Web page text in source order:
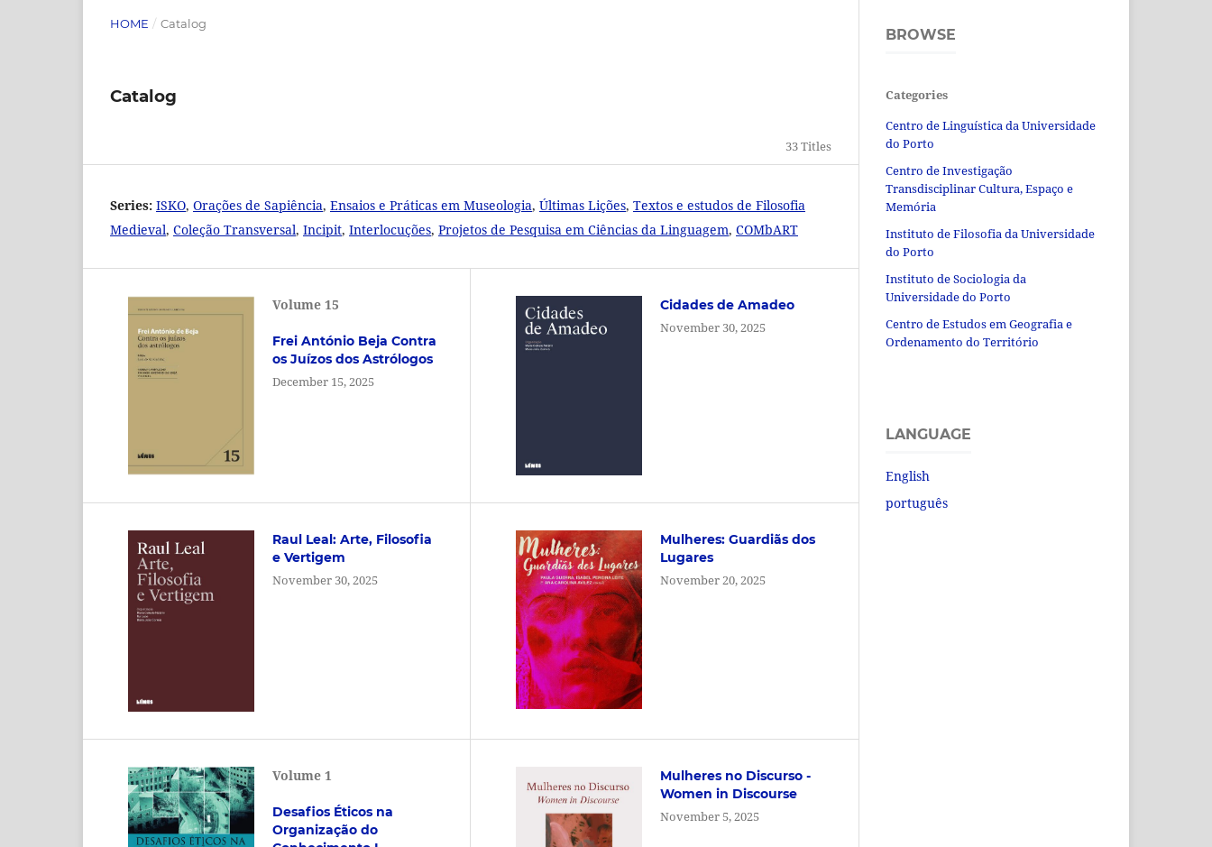
HOME / Catalog
Catalog
33 Titles
Series: ISKO, Orações de Sapiência, Ensaios e Práticas em Museologia, Últimas Lições, Textos e estudos de Filosofia
Medieval, Coleção Transversal, Incipit, Interlocuções, Projetos de Pesquisa em Ciências da Linguagem, COMbART
Volume 15
Frei António Beja Contra
os Juízos dos Astrólogos
December 15, 2025
Cidades de Amadeo
November 30, 2025
Raul Leal: Arte, Filosofia
e Vertigem
November 30, 2025
Mulheres: Guardiãs dos
Lugares
November 20, 2025
Volume 1
Desafios Éticos na
Organização do
Mulheres no Discurso -
Women in Discourse
November 5, 2025
BROWSE
Categories
Centro de Linguística da Universidade
do Porto
Centro de Investigação
Transdisciplinar Cultura, Espaço e
Memória
Instituto de Filosofia da Universidade
do Porto
Instituto de Sociologia da
Universidade do Porto
Centro de Estudos em Geografia e
Ordenamento do Território
LANGUAGE
English
português